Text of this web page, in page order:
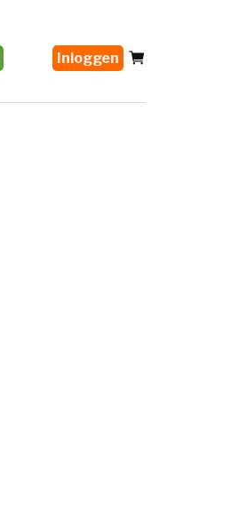
Inloggen